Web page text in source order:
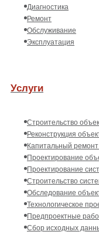
Диагностика
Ремонт
Обслуживание
Эксплуатация
Услуги
Строительство
Реконструкция
Капитальный
Проектирование
Проектирование
Строительство
Обследование
Технологическое
Предпроектные
Сбор исходных